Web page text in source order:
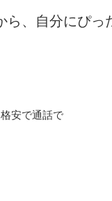
ら、自分にぴっ
安で通話で